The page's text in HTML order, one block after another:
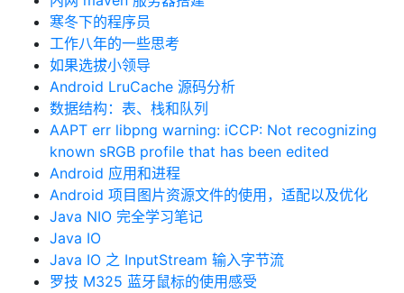
寒冬下的程序员
工作八年的一些思考
如果选拔小领导
Android LruCache 源码分析
数据结构：表、栈和队列
AAPT err libpng warning: iCCP: Not recognizing
known sRGB profile that has been edited
Android 应用和进程
Android 项目图片资源文件的使用，适配以及优化
Java NIO 完全学习笔记
Java IO
Java IO 之 InputStream 输入字节流
罗技 M325 蓝牙鼠标的使用感受